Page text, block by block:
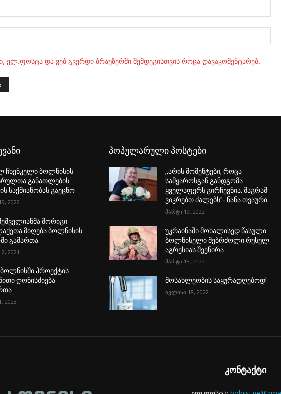
ელ.ფოსტა და ვებ გვერდი ბრაუზერში შემდეგისთვის როცა დავაკომენტარებ.
ჩხენკელი ბოლნისის
განათლების
საქმიანობას გაეცნო
2022
მორიგი
მიღება ბოლნისის
გამართა
2021
ბოლნისში პროექტის
ღონისძიება
2023
პოპულარული პოსტები
,,არის მომენტები, როცა
სამყაროსგან განდგომა
ყველაფერს გირჩევნია, მაგრამ
ვიკრებთ ძალებს”- ნანა თვაური
მარტი 19, 2022
უკრაინაში მოხალისედ წასული
ბოლნისელი მებრძოლი რუსულ
აგრესიას შეეწირა
მარტი 18, 2022
მოსახლეობის საყურადღებოდ!
ივლისი 18, 2022
კონტაქტი